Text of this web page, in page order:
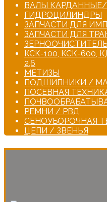
ВАЛЫ
ГИДРОЦИЛИНДРЫ
ЗАПЧАСТИ ДЛЯ
ЗАПЧАСТИ ДЛЯ
КСК-100, КСК-600,
2,6
МЕТИЗЫ
ПОДШИПНИКИ /
ПОСЕВНАЯ
РЕМНИ / РВД
СЕНОУБОРОЧНАЯ
ЦЕПИ / ЗВЕНЬЯ